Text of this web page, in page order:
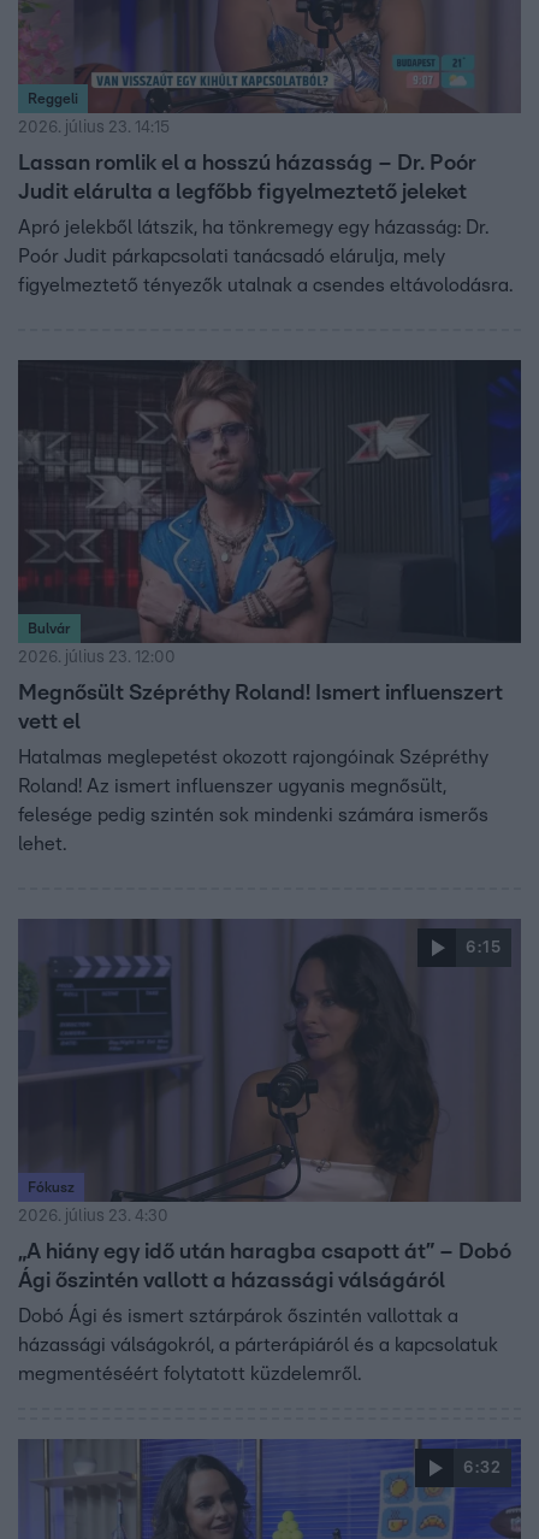
Reggeli
2026. július 23. 14:15
Lassan romlik el a hosszú házasság – Dr. Poór
Judit elárulta a legfőbb figyelmeztető jeleket
Apró jelekből látszik, ha tönkremegy egy házasság: Dr.
Poór Judit párkapcsolati tanácsadó elárulja, mely
figyelmeztető tényezők utalnak a csendes eltávolodásra.
Bulvár
2026. július 23. 12:00
Megnősült Szépréthy Roland! Ismert influenszert
vett el
Hatalmas meglepetést okozott rajongóinak Szépréthy
Roland! Az ismert influenszer ugyanis megnősült,
felesége pedig szintén sok mindenki számára ismerős
lehet.
6:15
Fókusz
2026. július 23. 4:30
„A hiány egy idő után haragba csapott át” – Dobó
Ági őszintén vallott a házassági válságáról
Dobó Ági és ismert sztárpárok őszintén vallottak a
házassági válságokról, a párterápiáról és a kapcsolatuk
megmentéséért folytatott küzdelemről.
6:32